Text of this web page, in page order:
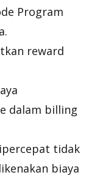
Program
reward
dalam billing
tidak
biaya